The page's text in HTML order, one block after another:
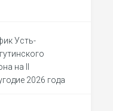
Усть-
на II
2026 года